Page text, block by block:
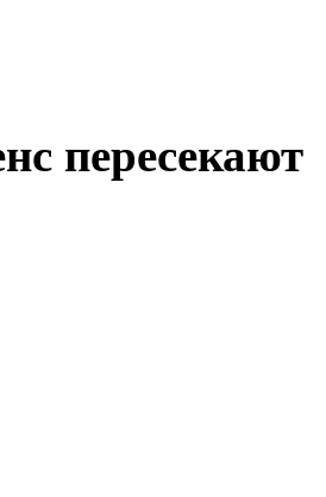
пересекают